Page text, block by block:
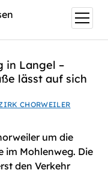
of this page is
Menü
öffnen
in Langel –
lässt auf sich
CHORWEILER
um die
im Mohlenweg. Die
den Verkehr